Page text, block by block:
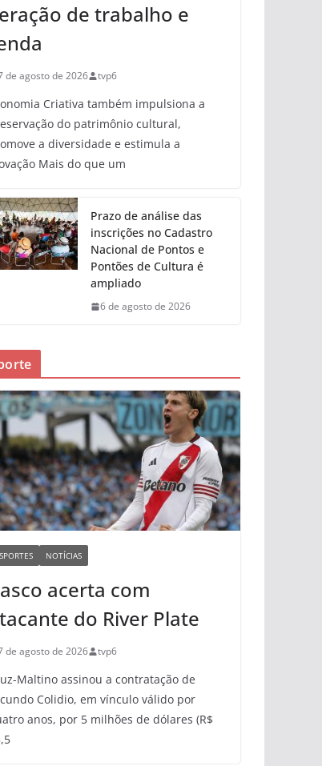
de trabalho e
de agosto de 2026 tvp6
Criativa também impulsiona a
do patrimônio cultural,
a diversidade e estimula a
Mais do que um
Prazo de análise das
inscrições no Cadastro
Nacional de Pontos e
Pontões de Cultura é
ampliado
6 de agosto de 2026
NOTÍCIAS
acerta com
do River Plate
de agosto de 2026 tvp6
Maltino assinou a contratação de
Colidio, em vínculo válido por
anos, por 5 milhões de dólares (R$